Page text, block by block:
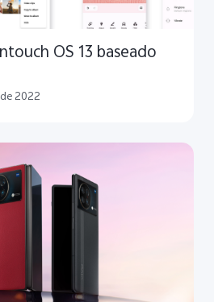
OS 13 baseado
2022